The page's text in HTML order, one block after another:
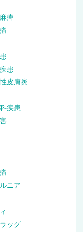
痺
患
皮膚炎
疾患
ニア
ッグ